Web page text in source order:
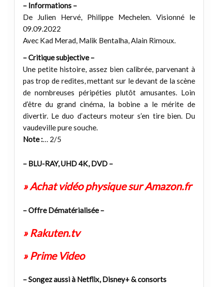
– Informations –
De Julien Hervé, Philippe Mechelen. Visionné le
09.09.2022
Avec Kad Merad, Malik Bentalha, Alain Rimoux.
– Critique subjective –
Une petite histoire, assez bien calibrée, parvenant à
pas trop de redites, mettant sur le devant de la scène
de nombreuses péripéties plutôt amusantes. Loin
d’être du grand cinéma, la bobine a le mérite de
divertir. Le duo d’acteurs moteur s’en tire bien. Du
vaudeville pure souche.
Note :… 2/5
– BLU-RAY, UHD 4K, DVD –
» Achat vidéo physique sur Amazon.fr
– Offre Dématérialisée –
» Rakuten.tv
» Prime Video
– Songez aussi à Netflix, Disney+ & consorts